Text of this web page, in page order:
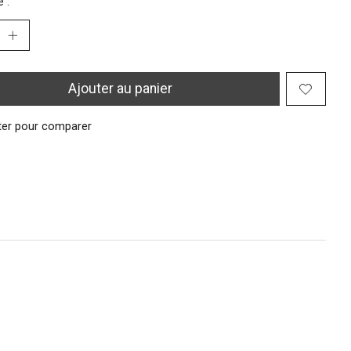
Ajouter au panier
pour comparer